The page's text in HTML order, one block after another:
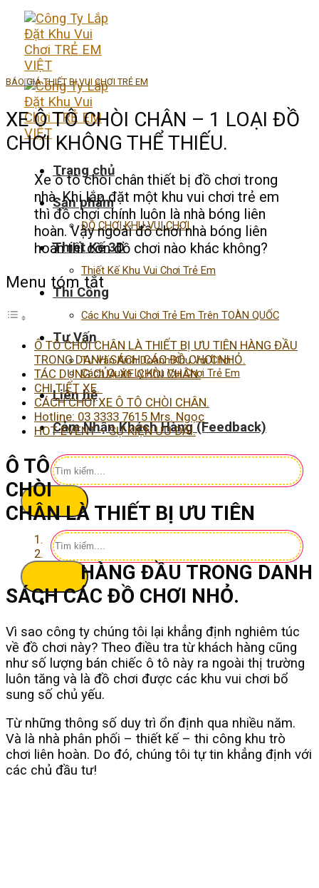
Skip
content
Trang chủ
Sản phẩm
ĐỒ CHƠI KHU VUI CHƠI
Thiết Kế 3D
Thiết Kế Khu Vui Chơi Trẻ Em
Thi Công
Các Khu Vui Chơi Trẻ Em Trên TOÀN QUỐC
Tư Vấn
Tư Vấn Kinh Doanh Khu Vui Chơi
Cách Quản Lý Khu Vui Chơi Trẻ Em
Liên hệ
Cảm Nhận Khách Hàng (Feedback)
Tìm
kiếm:
Tìm
kiếm:
BÁO GIÁ THIẾT BỊ VUI CHƠI TRẺ EM
XE Ô TÔ CHÒI CHÂN – 1 LOẠI ĐỒ
CHƠI KHÔNG THỂ THIẾU.
Xe ô tô chòi chân thiết bị đồ chơi trong
nhà. Khi lắp đặt một khu vui chơi trẻ em
thì đồ chơi chính luôn là nhà bóng liên
hoàn. Vậy ngoài đồ chơi nhà bóng liên
hoàn thì còn đồ chơi nào khác không?
Menu tóm tắt
Ô TÔ CHÒI CHÂN LÀ THIẾT BỊ ƯU TIÊN HÀNG ĐẦU
TRONG DANH SÁCH CÁC ĐỒ CHƠI NHỎ.
TÁC DỤNG CỦA XE CHÒI CHÂN.
CHI TIẾT XE.
CÁCH CHƠI XE Ô TÔ CHÒI CHÂN.
Hotline: 03 3333 7615 Mrs. Ngọc
HOT EVENT – SỰ KIỆN ƯU ĐÃI.
Ô TÔ
CHÒI
CHÂN LÀ THIẾT BỊ ƯU TIÊN
HÀNG ĐẦU TRONG DANH
SÁCH CÁC ĐỒ CHƠI NHỎ.
Vì sao công ty chúng tôi lại khẳng định nghiêm túc
về đồ chơi này? Theo điều tra từ khách hàng cũng
như số lượng bán chiếc ô tô này ra ngoài thị trường
luôn tăng và là đồ chơi được các khu vui chơi bổ
sung số chủ yếu.
Từ những thông số duy trì ổn định qua nhiều năm.
Và là nhà phân phối – thiết kế – thi công khu trò
chơi liên hoàn. Do đó, chúng tôi tự tin khẳng định với
các chủ đầu tư!